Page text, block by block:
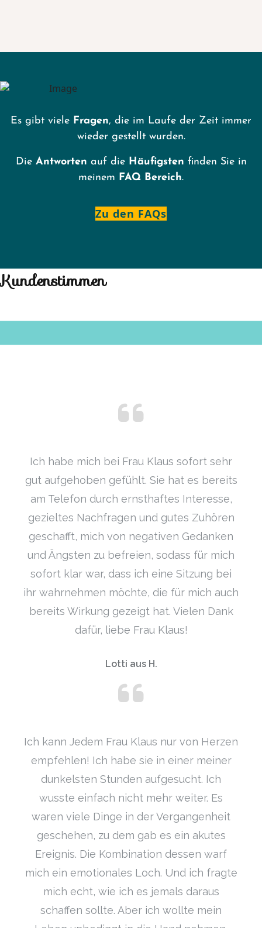
Es gibt viele Fragen, die im Laufe der Zeit immer
wieder gestellt wurden.
Die Antworten auf die Häufigsten finden Sie in
meinem FAQ Bereich.
Zu den FAQs
Kundenstimmen
Ich habe mich bei Frau Klaus sofort sehr
gut aufgehoben gefühlt. Sie hat es bereits
am Telefon durch ernsthaftes Interesse,
gezieltes Nachfragen und gutes Zuhören
geschafft, mich von negativen Gedanken
und Ängsten zu befreien, sodass für mich
sofort klar war, dass ich eine Sitzung bei
ihr wahrnehmen möchte, die für mich auch
bereits Wirkung gezeigt hat. Vielen Dank
dafür, liebe Frau Klaus!
Lotti aus H.
Ich kann Jedem Frau Klaus nur von Herzen
empfehlen! Ich habe sie in einer meiner
dunkelsten Stunden aufgesucht. Ich
wusste einfach nicht mehr weiter. Es
waren viele Dinge in der Vergangenheit
geschehen, zu dem gab es ein akutes
Ereignis. Die Kombination dessen warf
mich ein emotionales Loch. Und ich fragte
mich echt, wie ich es jemals daraus
schaffen sollte. Aber ich wollte mein